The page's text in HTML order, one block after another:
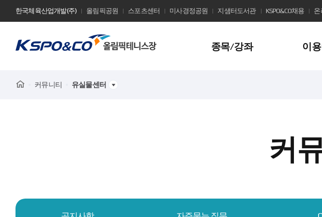
한국체육산업개발(주) 올림픽공원 스포츠센터 미사경정공원 지샘터도서관 KSPO&CO채용 온
사
트
종목/강좌 이
Home커뮤니티 유실물센터
커